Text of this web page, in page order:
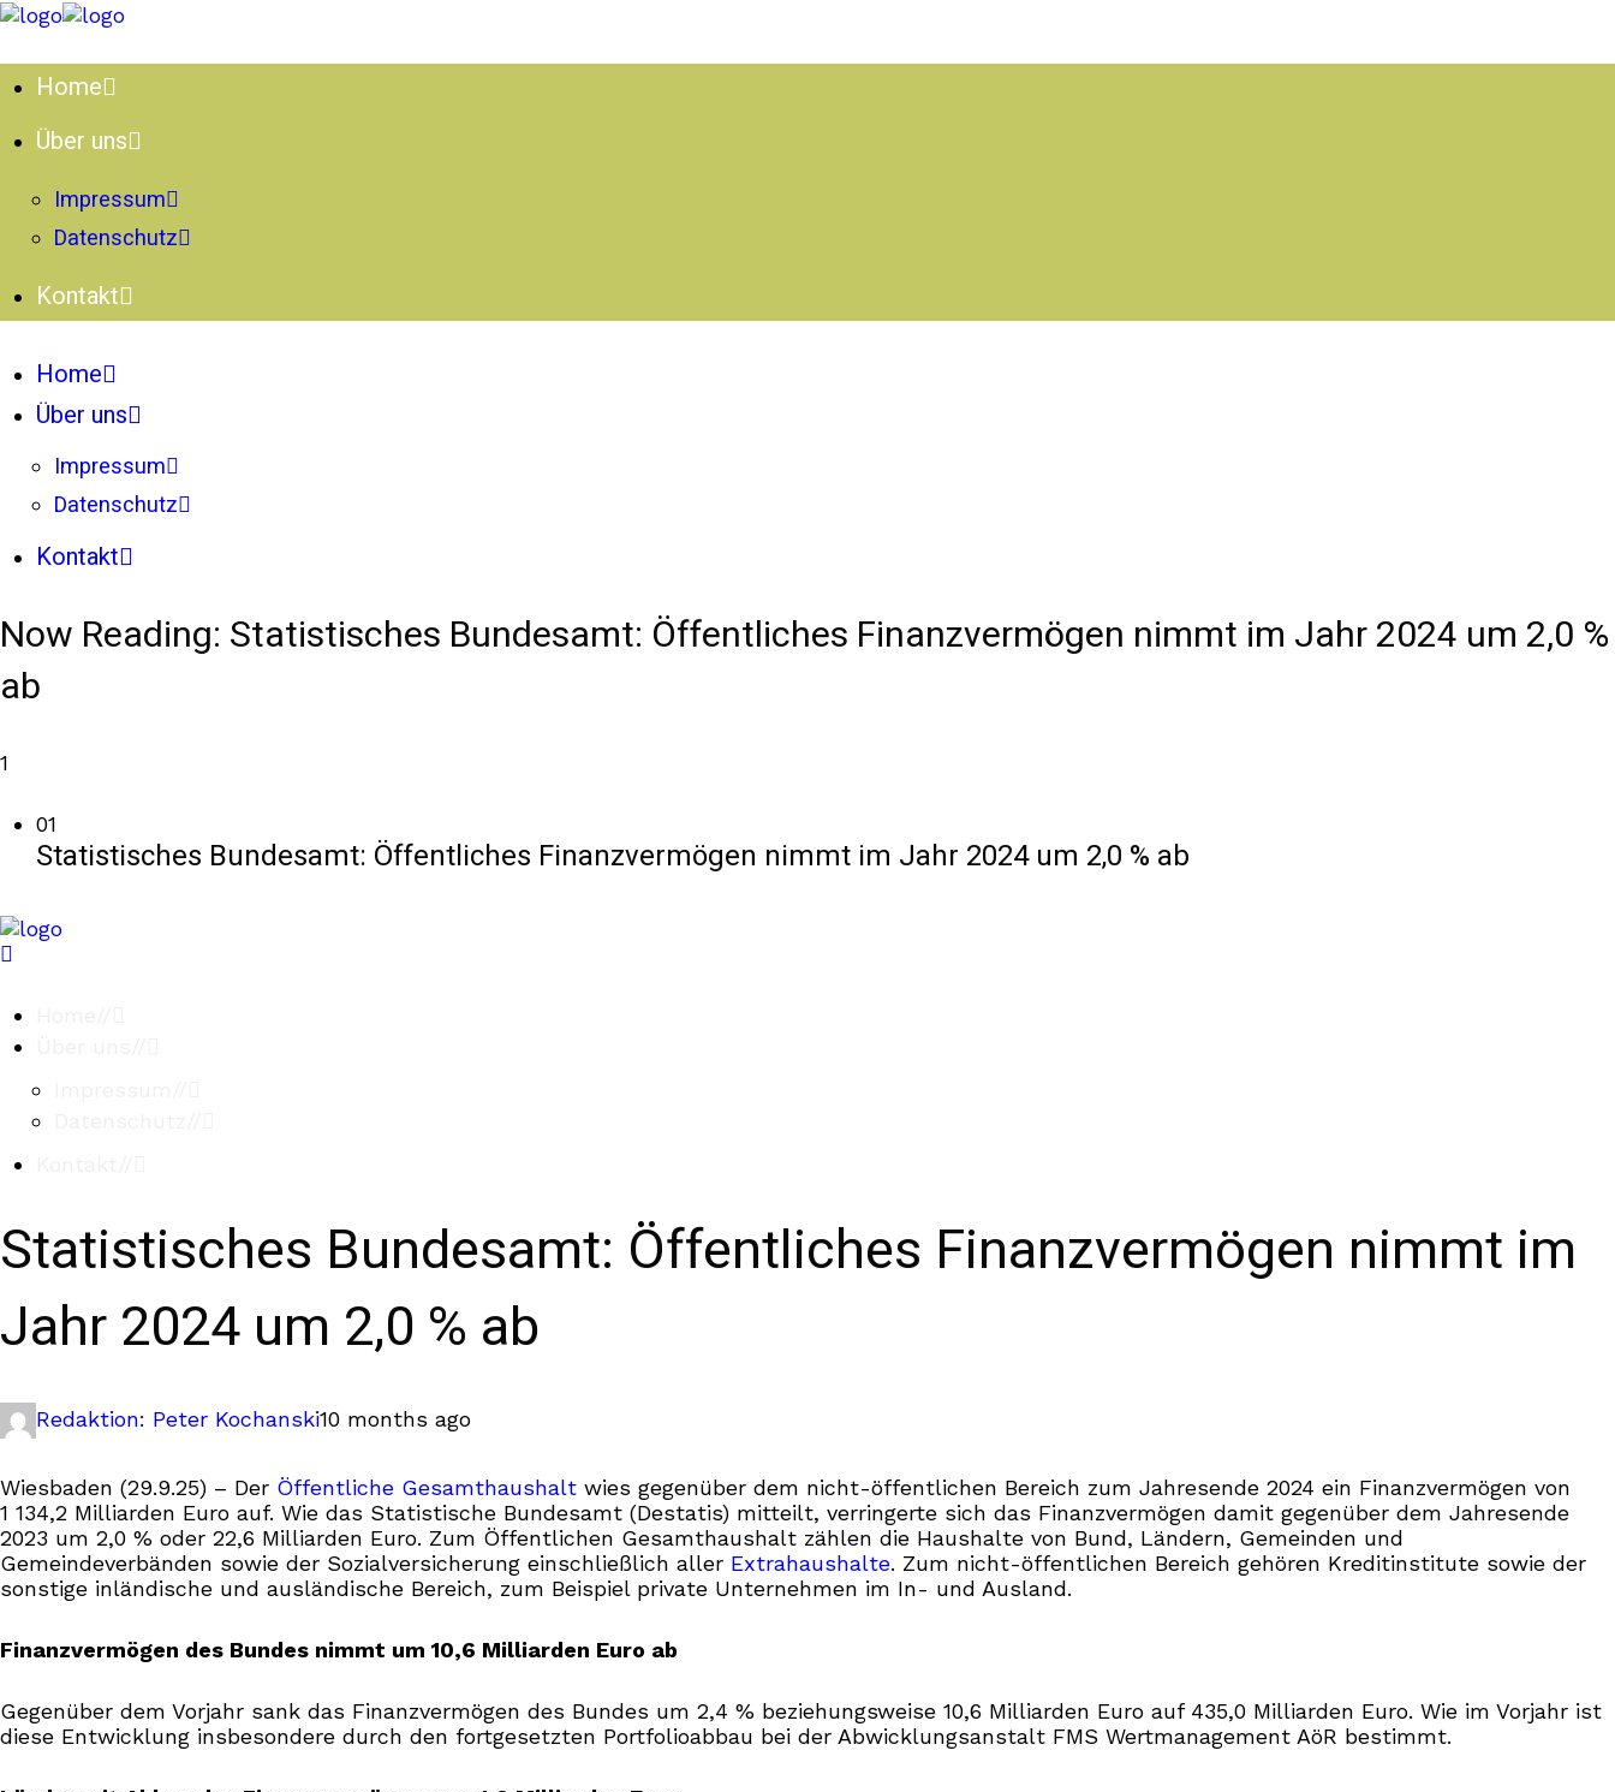
Home
Über uns
Impressum
Datenschutz
Kontakt
Home
Über uns
Impressum
Datenschutz
Kontakt
Now Reading: Statistisches Bundesamt: Öffentliches Finanzvermögen nimmt im Jahr 2024 um 2,0 %
ab
1
01
Statistisches Bundesamt: Öffentliches Finanzvermögen nimmt im Jahr 2024 um 2,0 % ab
Statistisches Bundesamt: Öffentliches Finanzvermögen nimmt im
Jahr 2024 um 2,0 % ab
Redaktion: Peter Kochanski10 months ago
Wiesbaden (29.9.25) – Der Öffentliche Gesamthaushalt wies gegenüber dem nicht-öffentlichen Bereich zum Jahresende 2024 ein Finanzvermögen von
1 134,2 Milliarden Euro auf. Wie das Statistische Bundesamt (Destatis) mitteilt, verringerte sich das Finanzvermögen damit gegenüber dem Jahresende
2023 um 2,0 % oder 22,6 Milliarden Euro. Zum Öffentlichen Gesamthaushalt zählen die Haushalte von Bund, Ländern, Gemeinden und
Gemeindeverbänden sowie der Sozialversicherung einschließlich aller Extrahaushalte. Zum nicht-öffentlichen Bereich gehören Kreditinstitute sowie der
sonstige inländische und ausländische Bereich, zum Beispiel private Unternehmen im In- und Ausland.
Finanzvermögen des Bundes nimmt um 10,6 Milliarden Euro ab
Gegenüber dem Vorjahr sank das Finanzvermögen des Bundes um 2,4 % beziehungsweise 10,6 Milliarden Euro auf 435,0 Milliarden Euro. Wie im Vorjahr ist
diese Entwicklung insbesondere durch den fortgesetzten Portfolioabbau bei der Abwicklungsanstalt FMS Wertmanagement AöR bestimmt.